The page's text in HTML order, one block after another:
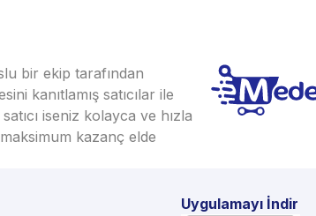
bir ekip tarafından
kanıtlamış satıcılar ile
iseniz kolayca ve hızla
kazanç elde
Uygulamayı İndir